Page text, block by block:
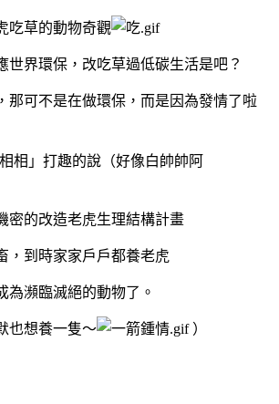
吃草的動物奇觀
世界環保，改吃草過低碳生活是吧？
那可不是在做環保，而是因為發情了啦
相」打趣的說（好像白帥帥阿
密的改造老虎生理結構計畫
，到時家家戶戶都養老虎
為瀕臨滅絕的動物了。
也想養一隻～ ）